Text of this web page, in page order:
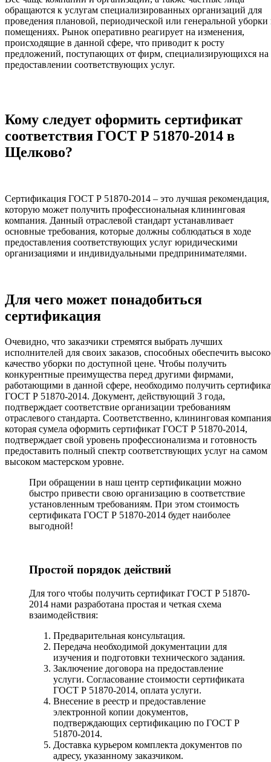
обращаются к услугам специализированных организаций для
проведения плановой, периодической или генеральной уборки
помещениях. Рынок оперативно реагирует на изменения,
происходящие в данной сфере, что приводит к росту
предложений, поступающих от фирм, специализирующихся на
предоставлении соответствующих услуг.
Кому следует оформить сертификат
соответствия ГОСТ Р 51870-2014 в
Щелково?
Сертификация ГОСТ Р 51870-2014 – это лучшая рекомендация,
которую может получить профессиональная клининговая
компания. Данный отраслевой стандарт устанавливает
основные требования, которые должны соблюдаться в ходе
предоставления соответствующих услуг юридическими
организациями и индивидуальными предпринимателями.
Для чего может понадобиться
сертификация
Очевидно, что заказчики стремятся выбрать лучших
исполнителей для своих заказов, способных обеспечить
качество уборки по доступной цене. Чтобы получить
конкурентные преимущества перед другими фирмами,
работающими в данной сфере, необходимо получить
ГОСТ Р 51870-2014. Документ, действующий 3 года,
подтверждает соответствие организации требованиям
отраслевого стандарта. Соответственно, клининговая
которая сумела оформить сертификат ГОСТ Р 51870-2014,
подтверждает свой уровень профессионализма и готовность
предоставить полный спектр соответствующих услуг на самом
высоком мастерском уровне.
При обращении в наш центр сертификации можно
быстро привести свою организацию в соответствие
установленным требованиям. При этом стоимость
сертификата ГОСТ Р 51870-2014 будет наиболее
выгодной!
Простой порядок действий
Для того чтобы получить сертификат ГОСТ Р 51870-
2014 нами разработана простая и четкая схема
взаимодействия:
Предварительная консультация.
Передача необходимой документации для
изучения и подготовки технического задания.
Заключение договора на предоставление
услуги. Согласование стоимости сертификата
ГОСТ Р 51870-2014, оплата услуги.
Внесение в реестр и предоставление
электронной копии документов,
подтверждающих сертификацию по ГОСТ Р
51870-2014.
Доставка курьером комплекта документов по
адресу, указанному заказчиком.